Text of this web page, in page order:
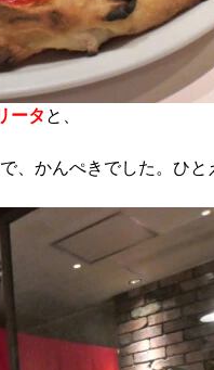
ータ と、
、かんぺきでした。ひと